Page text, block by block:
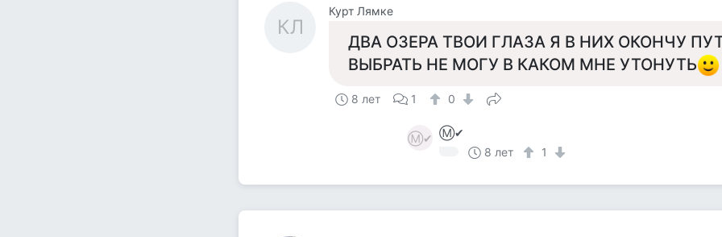
КЛ
Курт Лямке
ДВА ОЗЕРА ТВОИ ГЛАЗА Я В НИХ ОКОНЧУ
ВЫБРАТЬ НЕ МОГУ В КАКОМ МНЕ УТОНУТЬ
8 лет 1 0
Ⓜ✔
Ⓜ✔
8 лет
1